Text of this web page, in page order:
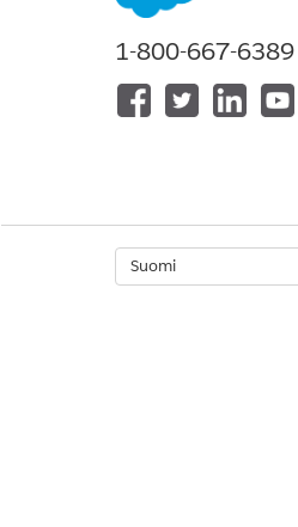
1-800-667-6389
Suomi